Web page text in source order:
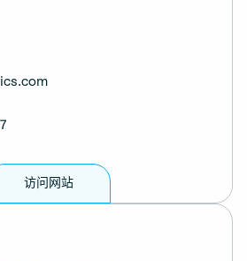
访问网站